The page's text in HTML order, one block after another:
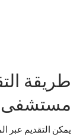
طريقة
مستشفى
يمكن التقديم